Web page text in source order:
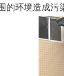
的环境造成污